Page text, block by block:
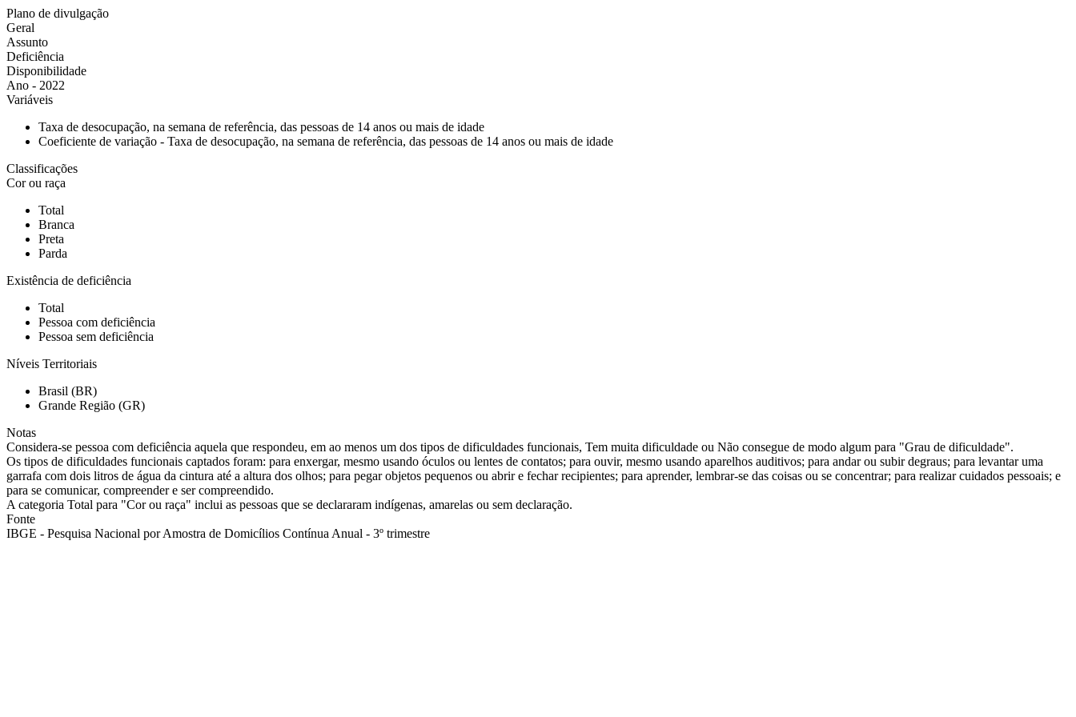
Plano de divulgação
Geral
Assunto
Deficiência
Disponibilidade
Ano - 2022
Variáveis
Taxa de desocupação, na semana de referência, das pessoas de 14 anos ou mais de idade
Coeficiente de variação - Taxa de desocupação, na semana de referência, das pessoas de 14 anos ou mais de idade
Classificações
Cor ou raça
Total
Branca
Preta
Parda
Existência de deficiência
Total
Pessoa com deficiência
Pessoa sem deficiência
Níveis Territoriais
Brasil (BR)
Grande Região (GR)
Notas
Considera-se pessoa com deficiência aquela que respondeu, em ao menos um dos tipos de dificuldades funcionais, Tem muita dificuldade ou Não consegue de modo algum para "Grau de dificuldade".
Os tipos de dificuldades funcionais captados foram: para enxergar, mesmo usando óculos ou lentes de contatos; para ouvir, mesmo usando aparelhos auditivos; para andar ou subir degraus; para levantar uma
garrafa com dois litros de água da cintura até a altura dos olhos; para pegar objetos pequenos ou abrir e fechar recipientes; para aprender, lembrar-se das coisas ou se concentrar; para realizar cuidados pessoais; e
para se comunicar, compreender e ser compreendido.
A categoria Total para "Cor ou raça" inclui as pessoas que se declararam indígenas, amarelas ou sem declaração.
Fonte
IBGE - Pesquisa Nacional por Amostra de Domicílios Contínua Anual - 3º trimestre